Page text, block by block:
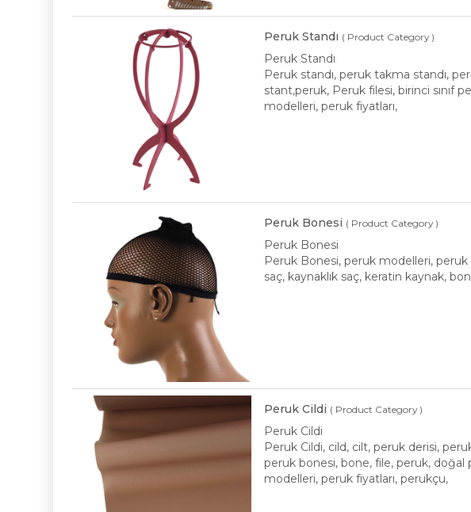
Peruk Standı ( Product Category )
Peruk Standı
Peruk standı, peruk takma standı,
stant,peruk, Peruk filesi, birinci sınıf
modelleri, peruk fiyatları,
Peruk Bonesi ( Product Category )
Peruk Bonesi
Peruk Bonesi, peruk modelleri,
saç, kaynaklık saç, keratin kaynak,
Peruk Cildi ( Product Category )
Peruk Cildi
Peruk Cildi, cild, cilt, peruk derisi,
peruk bonesi, bone, file, peruk,
modelleri, peruk fiyatları, perukçu,